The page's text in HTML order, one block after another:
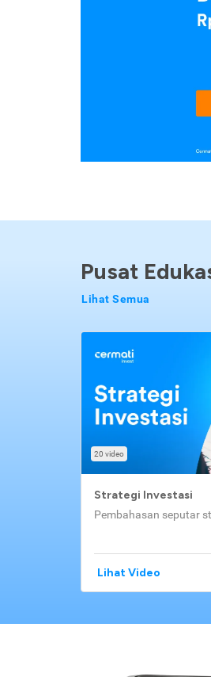
Pusat
Lihat Semua
20 video
Strategi Investasi
Pembahasan seputar
Lihat Video